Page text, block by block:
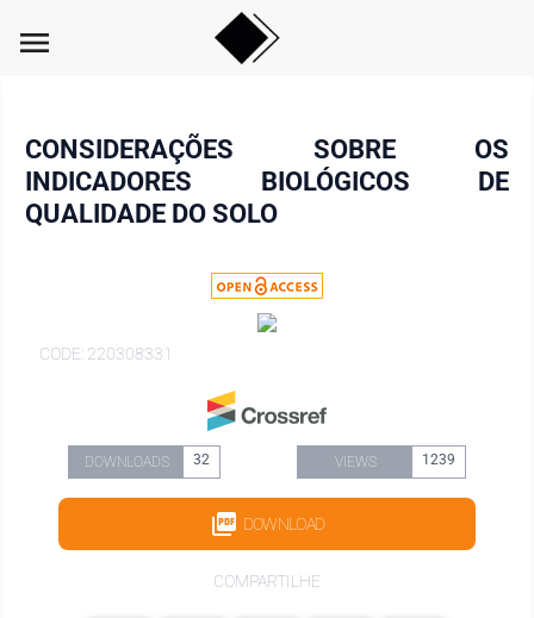
menu
CONSIDERAÇÕES SOBRE OS
INDICADORES BIOLÓGICOS DE
QUALIDADE DO SOLO
CODE: 220308331
DOWNLOADS 32 VIEWS 1239
DOWNLOAD
COMPARTILHE